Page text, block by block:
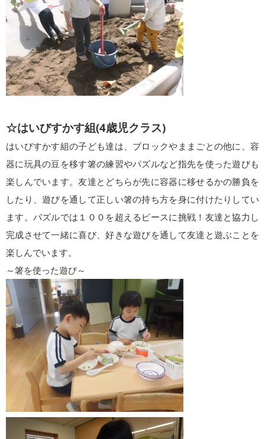
☆はいびすかす組(4歳児クラス)
はいびすかす組の子ども達は、ブロックやままごとの他に、容
器に玩具の豆を移す箸の練習やパズルなど指先を使った遊びも
楽しんでいます。友達とどちらが先に容器に移せるかの勝負を
したり、遊びを通して正しい箸の持ち方を身に付けたりしてい
ます。パズルでは１００を超えるピースに挑戦！友達と協力し
完成させて一緒に喜び、好きな遊びを通して友達と遊ぶことを
楽しんでいます。
～箸を使った遊び～